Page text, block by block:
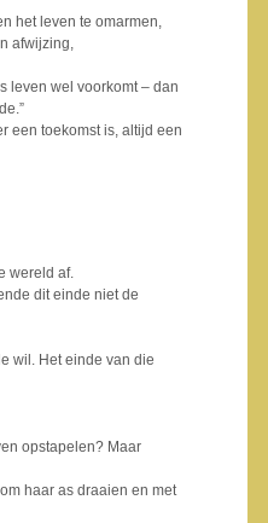
het leven te omarmen,
afwijzing,
leven wel voorkomt – dan
een toekomst is, altijd een
wereld af.
dit einde niet de
wil. Het einde van die
opstapelen? Maar
haar as draaien en met